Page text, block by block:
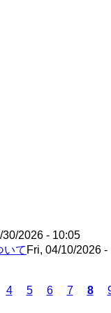
30/2026 - 10:05
いて Fri, 04/10/2026 -
Page
4 Page
5 Page
6 Page
7 8